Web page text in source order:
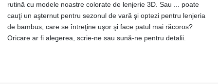
rutină cu modele noastre colorate de lenjerie 3D. Sau ... poate
cauţi un aşternut pentru sezonul de vară şi optezi pentru lenjeria
de bambus, care se întreţine uşor şi face patul mai răcoros?
Oricare ar fi alegerea, scrie-ne sau sună-ne pentru detalii.